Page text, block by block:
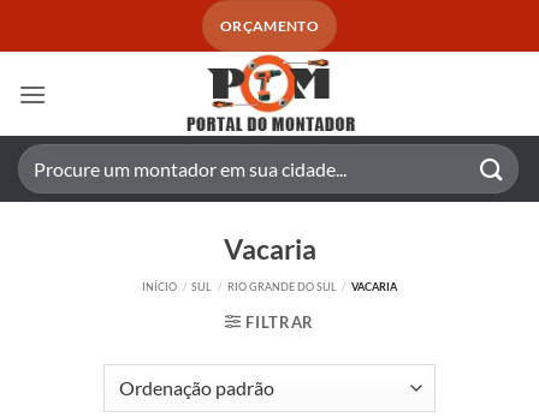
ORÇAMENTO
Pesquisar
por:
Vacaria
INÍCIO / SUL / RIO GRANDE DO SUL / VACARIA
FILTRAR